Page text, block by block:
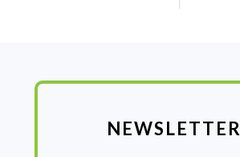
NEWSLETTER